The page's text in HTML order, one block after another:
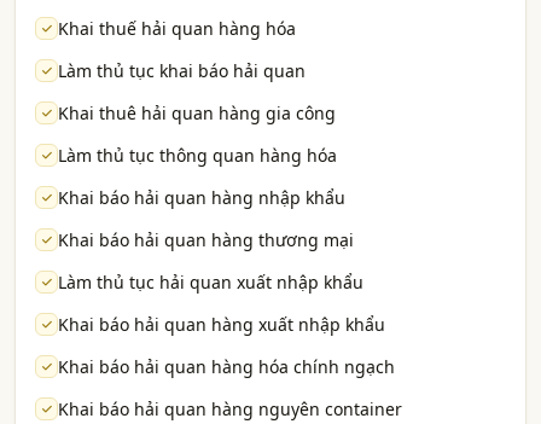
Khai thuế hải quan hàng hóa
Làm thủ tục khai báo hải quan
Khai thuê hải quan hàng gia công
Làm thủ tục thông quan hàng hóa
Khai báo hải quan hàng nhập khẩu
Khai báo hải quan hàng thương mại
Làm thủ tục hải quan xuất nhập khẩu
Khai báo hải quan hàng xuất nhập khẩu
Khai báo hải quan hàng hóa chính ngạch
Khai báo hải quan hàng nguyên container